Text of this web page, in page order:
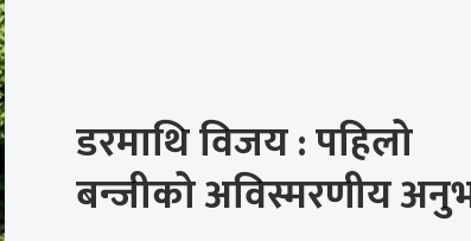
डरमाथि विजय : पहिलो
बन्जीको अविस्मरणीय